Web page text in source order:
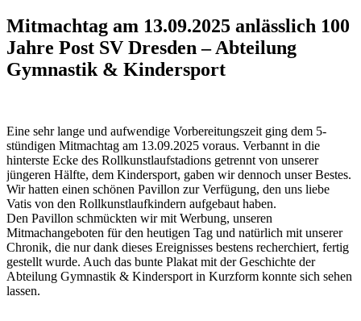
Mitmachtag am 13.09.2025 anlässlich 100
Jahre Post SV Dresden – Abteilung
Gymnastik & Kindersport
Eine sehr lange und aufwendige Vorbereitungszeit ging dem 5-
stündigen Mitmachtag am 13.09.2025 voraus. Verbannt in die
hinterste Ecke des Rollkunstlaufstadions getrennt von unserer
jüngeren Hälfte, dem Kindersport, gaben wir dennoch unser Bestes.
Wir hatten einen schönen Pavillon zur Verfügung, den uns liebe
Vatis von den Rollkunstlaufkindern aufgebaut haben.
Den Pavillon schmückten wir mit Werbung, unseren
Mitmachangeboten für den heutigen Tag und natürlich mit unserer
Chronik, die nur dank dieses Ereignisses bestens recherchiert, fertig
gestellt wurde. Auch das bunte Plakat mit der Geschichte der
Abteilung Gymnastik & Kindersport in Kurzform konnte sich sehen
lassen.